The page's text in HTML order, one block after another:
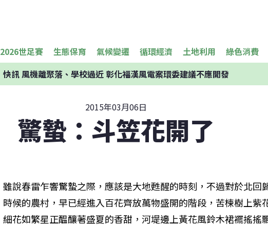
2026世足賽 生態保育 氣候變遷 循環經濟 土地利用 綠色消費
快訊風機離聚落、學校過近 彰化福漢風電案環委建議不應開發
2015年03月06日
驚蟄：斗笠花開了
雖說春雷乍響驚蟄之際，應該是大地甦醒的時刻，不過對於北回
時候的農村，早已經進入百花齊放萬物盛開的階段，苦楝樹上紫
細花如繁星正醖釀著盛夏的香甜，河堤邊上黃花風鈴木裙襬搖搖